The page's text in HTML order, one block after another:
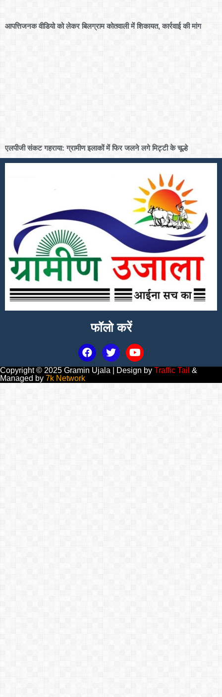
आपत्तिजनक वीडियो को लेकर बिलग्राम कोतवाली में शिकायत, कार्रवाई की मांग
एलपीजी संकट गहराया: ग्रामीण इलाकों में फिर जलने लगे मिट्टी के चूल्हे
फॉलो करें
Copyright © 2025 Gramin Ujala | Design by Traffic Tail &
Managed by 7k Network